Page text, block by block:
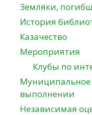
Земляки,
История
Казачество
Мероприятия
Клубы по
Муниципальное
выполнении
Независимая